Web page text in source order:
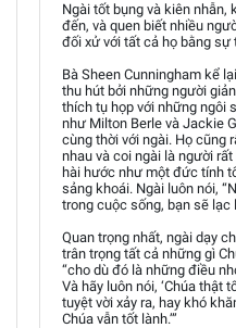
Ngài tốt bụng và kiên nhẫn,
đến, và quen biết nhiều
đối xử với tất cả họ bằng sự
Bà Sheen Cunningham kể
thu hút bởi những người
thích tụ họp với những ngôi
như Milton Berle và Jackie
cùng thời với ngài. Họ cũng
nhau và coi ngài là người
hài hước như một đức tính
sảng khoái. Ngài luôn nói,
trong cuộc sống, bạn sẽ lạc
Quan trọng nhất, ngài dạy
trân trọng tất cả những gì
“cho dù đó là những điều
Và hãy luôn nói, ‘Chúa thật
tuyệt vời xảy ra, hay khó
Chúa vẫn tốt lành.’”